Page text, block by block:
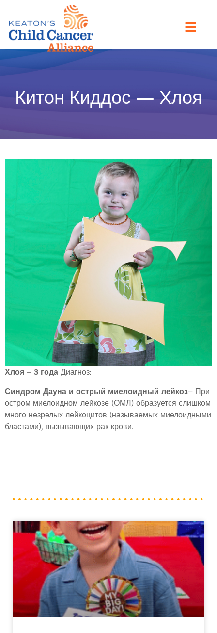
Китон Киддос — Хлоя
Хлоя – 3 года Диагноз:
Синдром Дауна и острый миелоидный лейкоз– При
остром миелоидном лейкозе (ОМЛ) образуется слишком
много незрелых лейкоцитов (называемых миелоидными
бластами), вызывающих рак крови.